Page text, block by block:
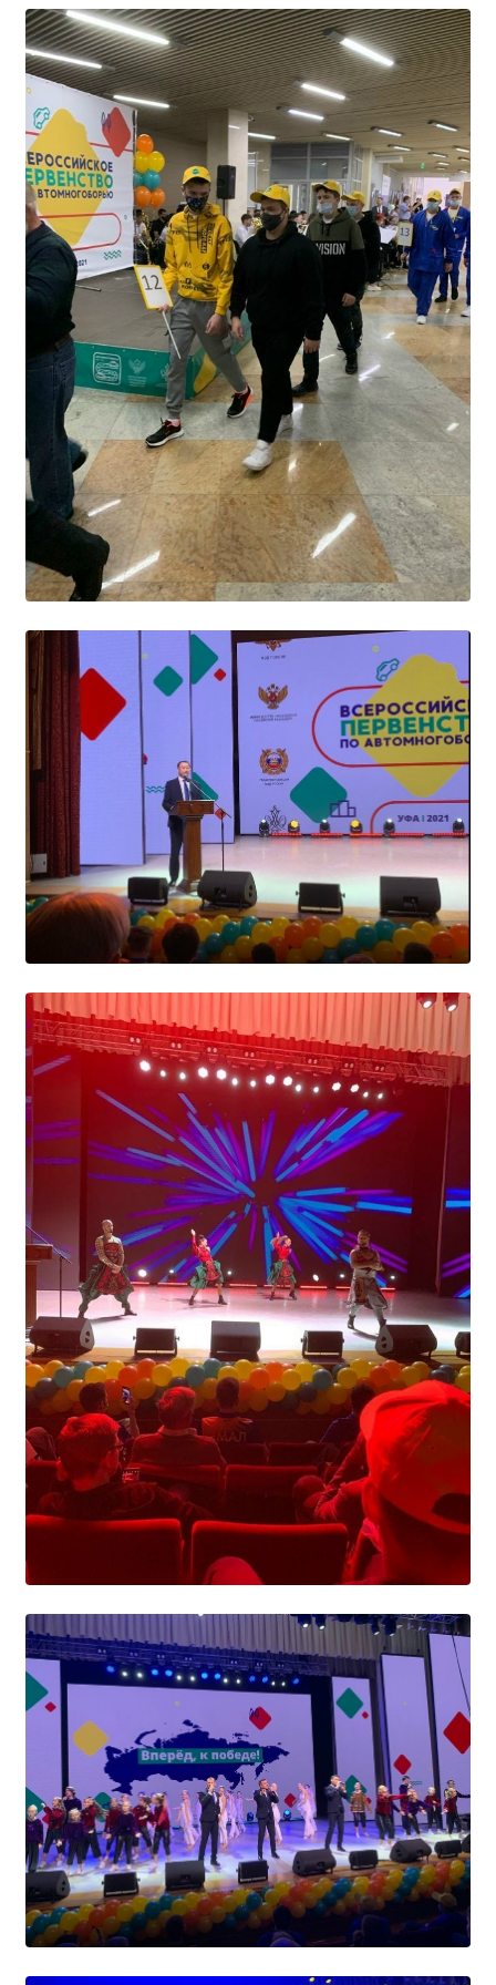
Образование
Образовательные стандарты и требования
Руководство
Педагогический состав
Материально-техническое обеспечение и
оснащенность образовательного процесса.
Доступная среда
Стипендии и меры поддержки обучающихся
Платные образовательные услуги
Финансово-хозяйственная деятельность
Вакантные места для приёма (перевода)
Международное сотрудничество
Организация питания в образовательной
организации
УЧЕБНАЯ РАБОТА
Расписание занятий
Заочное отделение
Локальные акты
ВОСПИТАТЕЛЬНАЯ РАБОТА
Безопасность на железной дороге
ГТО
Дополнительное образование
Информационная безопасность
Информация для детей-сирот
Памятные даты военной истории
Пожарная безопасность
Программа воспитания
Противодействие терроризму
Профилактическая работа
Работа педагога-психолога
Студенческий совет
Студенческий спортивный клуб
МЕТОДИЧЕСКАЯ РАБОТА
В помощь педагогам и мастерам ПО
ПРОЧЕЕ
История нашего техникума
Фотографии техникума
ПОЛЕЗНЫЕ ССЫЛКИ
Министерство науки и высшего образования
РФ
Главное управление по контролю за оборотом
наркотиков
Общероссийская база вакансий "Работа в
России"
Сбербанк Онлайн - оплачивайте
образовательные услуги